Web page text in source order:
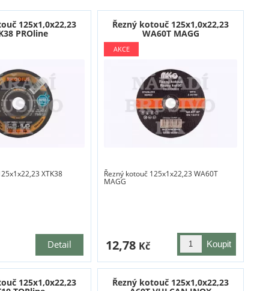
125x1,0x22,23
PROline
XTK38
Detail
Řezný kotouč 125x1,0x22,23
WA60T MAGG
Řezný kotouč 125x1x22,23 WA60T
MAGG
12,78 Kč
125x1,0x22,23 Řezný kotouč 125x1,0x22,23